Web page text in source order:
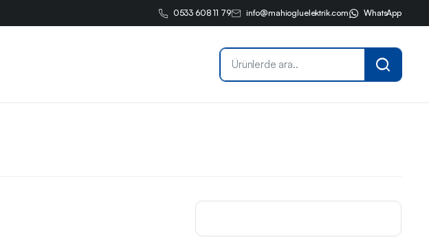
0533 608 11 79 info@mahiogluelektrik.com WhatsApp